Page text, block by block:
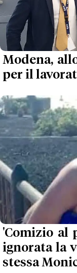
Modena,
per il
'Comizio al
ignorata la
stessa